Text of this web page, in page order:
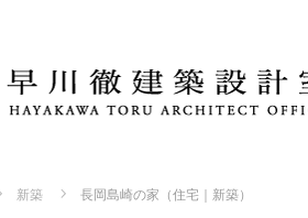
新築 長岡島崎の家（住宅｜新築）